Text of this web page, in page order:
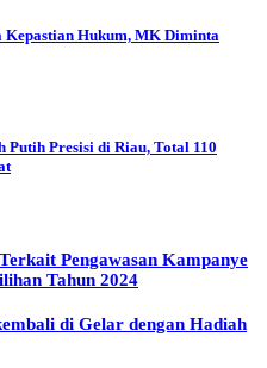
Kepastian Hukum, MK Diminta
Presisi di Riau, Total 110
Pengawasan Kampanye
Tahun 2024
di Gelar dengan Hadiah